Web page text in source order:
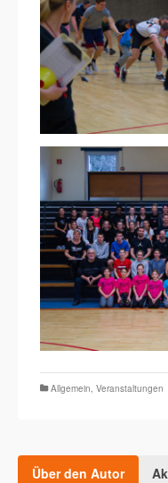
Allgemein, Veranstaltungen
Über den Autor